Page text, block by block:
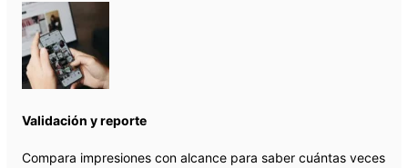
Validación y reporte
Compara impresiones con alcance para saber cuántas veces